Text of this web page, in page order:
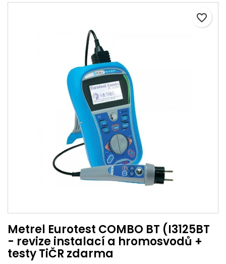
Metrel Eurotest COMBO BT (I3125BT
- revize instalací a hromosvodů +
testy TiČR zdarma
favorite_border